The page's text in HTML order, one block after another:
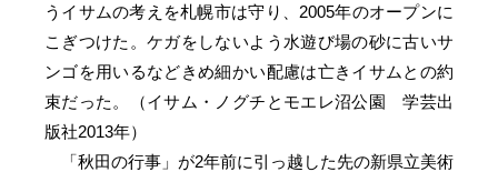
うイサムの考えを札幌市は守り、2005年のオープンに
こぎつけた。ケガをしないよう水遊び場の砂に古いサ
ンゴを用いるなどきめ細かい配慮は亡きイサムとの約
束だった。（イサム・ノグチとモエレ沼公園 学芸出
版社2013年）
「秋田の行事」が2年前に引っ越した先の新県立美術